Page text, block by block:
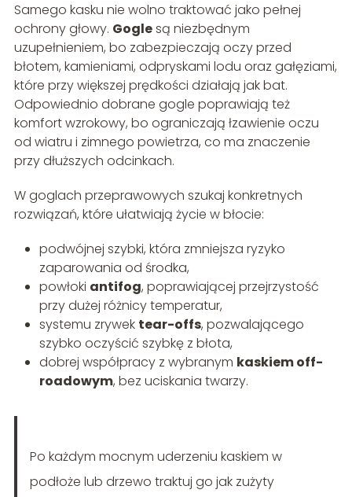
Samego kasku nie wolno traktować jako pełnej
ochrony głowy. Goglesą niezbędnym
uzupełnieniem, bo zabezpieczają oczy przed
błotem, kamieniami, odpryskami lodu oraz gałęziami,
które przy większej prędkości działają jak bat.
Odpowiednio dobrane gogle poprawiają też
komfort wzrokowy, bo ograniczają łzawienie oczu
od wiatru i zimnego powietrza, co ma znaczenie
przy dłuższych odcinkach.
W goglach przeprawowych szukaj konkretnych
rozwiązań, które ułatwiają życie w błocie:
podwójnej szybki, która zmniejsza ryzyko
zaparowania od środka,
powłoki antifog, poprawiającej przejrzystość
przy dużej różnicy temperatur,
systemu zrywek tear-offs, pozwalającego
szybko oczyścić szybkę z błota,
dobrej współpracy z wybranym kaskiem off-
roadowym, bez uciskania twarzy.
Po każdym mocnym uderzeniu kaskiem w
podłoże lub drzewo traktuj go jak zużyty